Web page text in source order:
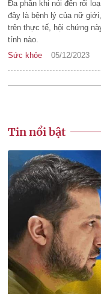
Đa phần khi nói đến rối
đây là bệnh lý của nữ
trên thực tế, hội chứng
tính nào.
Sức khỏe
05/12/2023
Tin nổi bật